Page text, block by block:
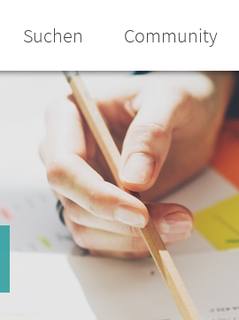
Suchen Community